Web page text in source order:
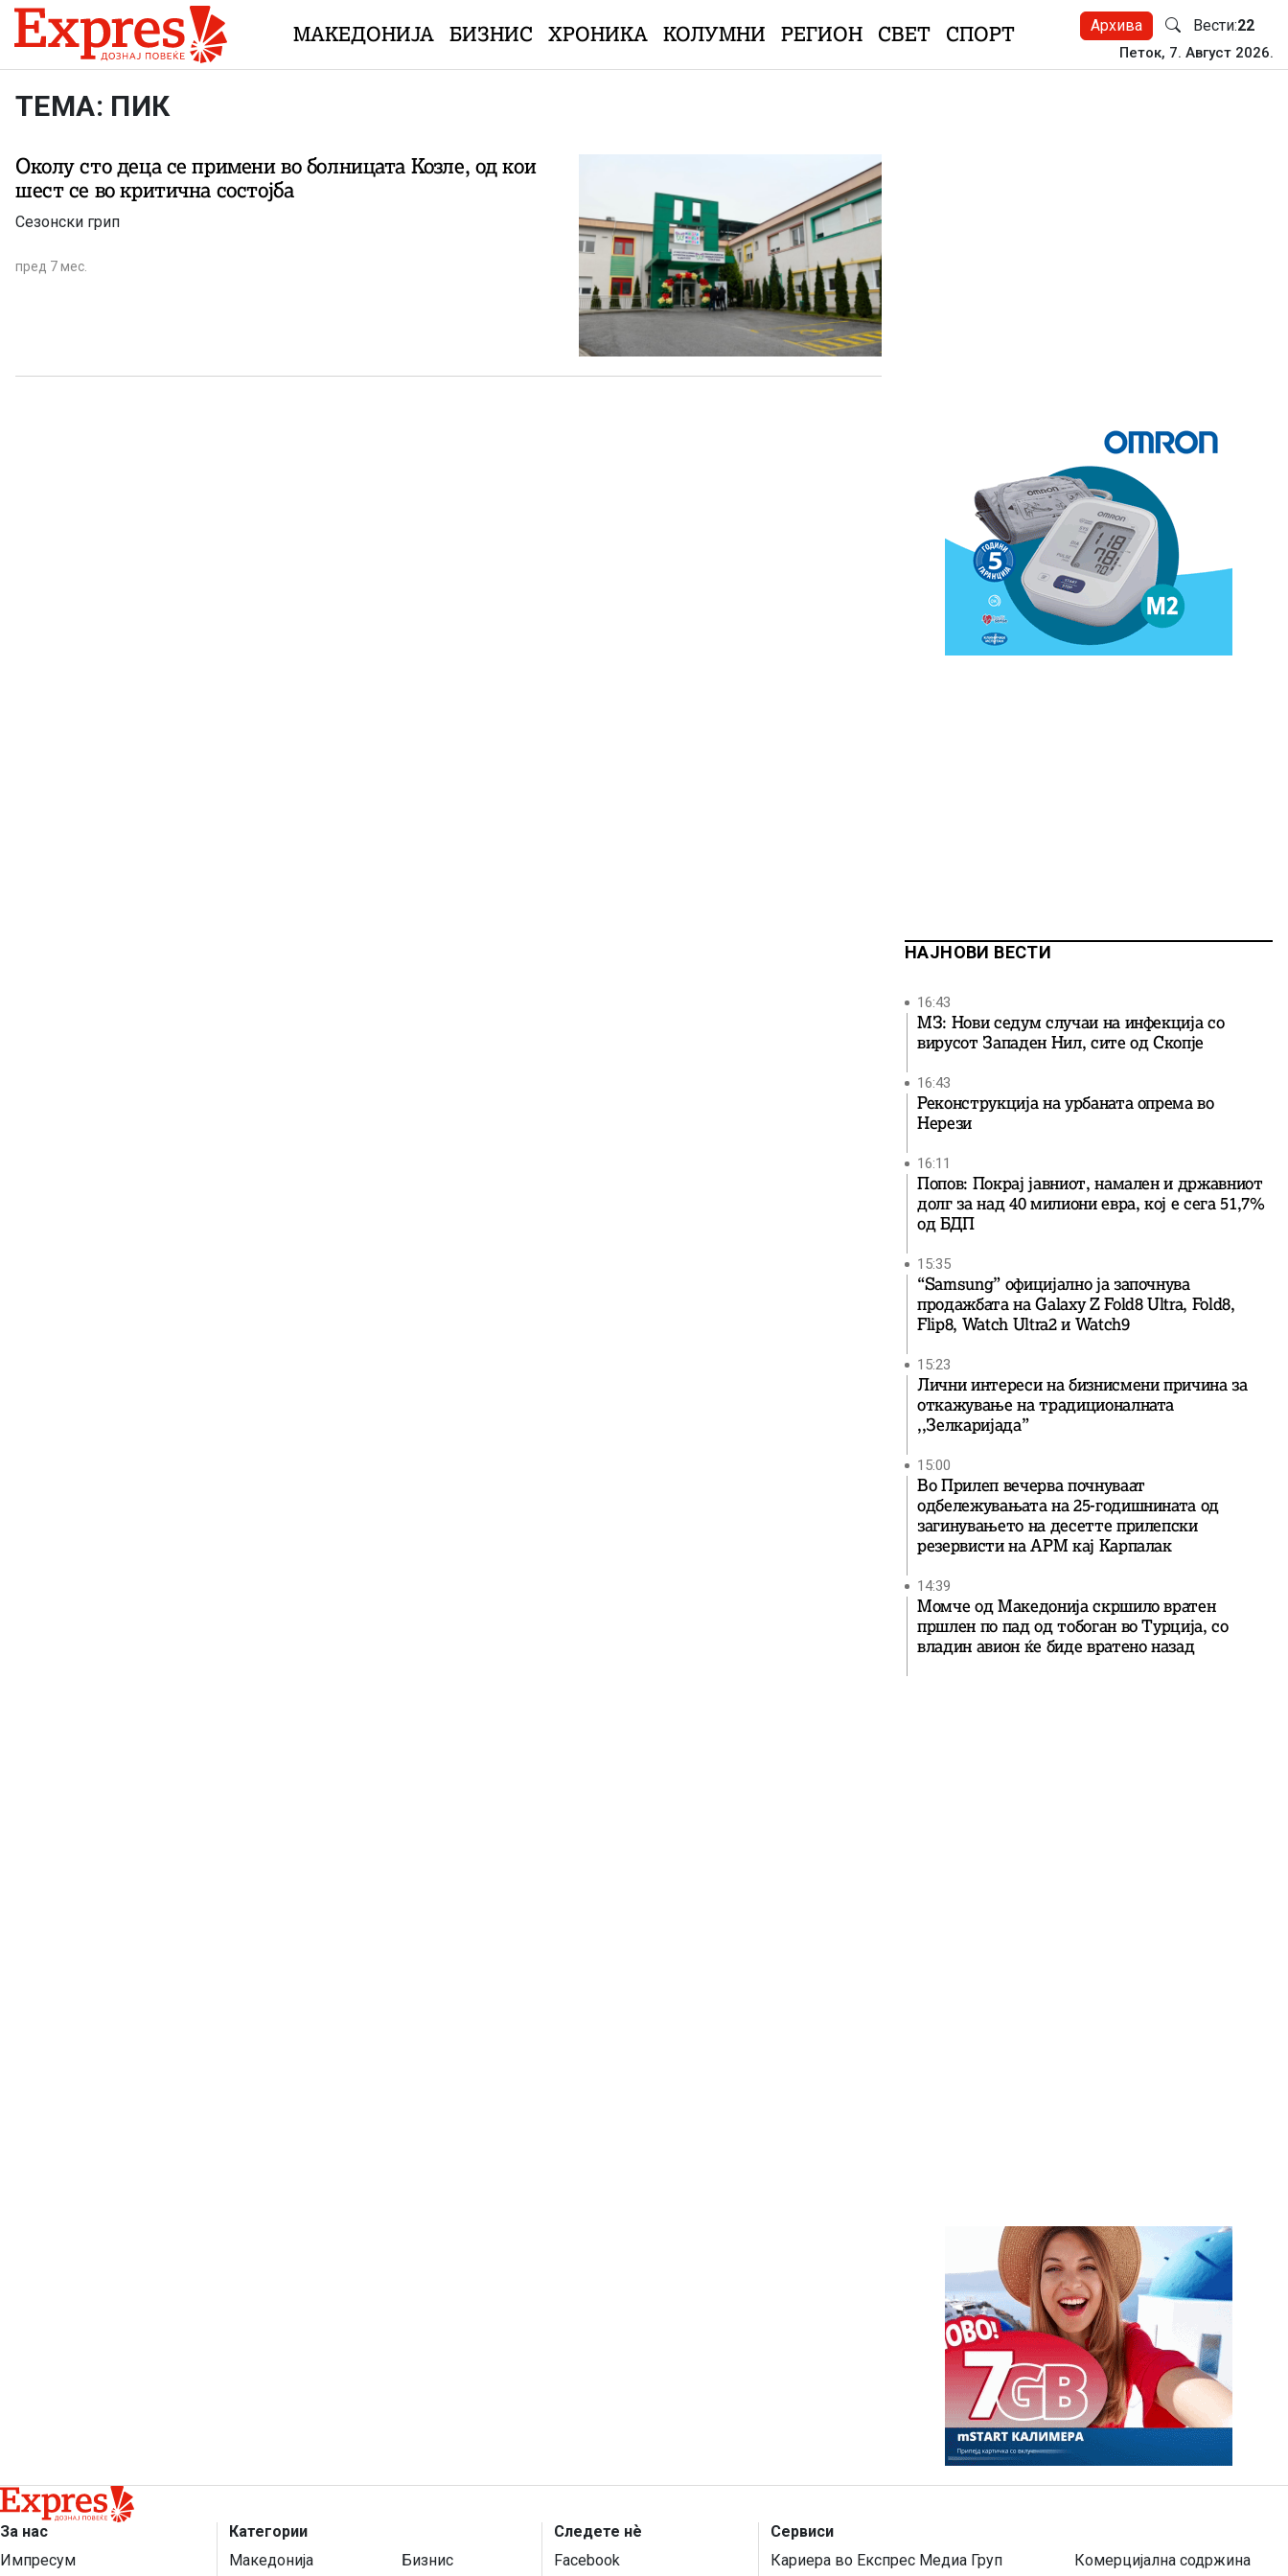
Skip to content
МАКЕДОНИЈА БИЗНИС ХРОНИКА КОЛУМНИ РЕГИОН СВЕТ СПОРТ Архива Вести:22
Петок, 7. Август 2026.
ТЕМА: ПИК
Околу сто деца се примени во болницата Козле, од кои
шест се во критична состојба
Сезонски грип
пред 7 мес.
НАЈНОВИ ВЕСТИ
16:43
МЗ: Нови седум случаи на инфекција со
вирусот Западен Нил, сите од Скопје
16:43
Реконструкција на урбаната опрема во
Нерези
16:11
Попов: Покрај јавниот, намален и државниот
долг за над 40 милиони евра, кој e сега 51,7%
од БДП
15:35
“Samsung” официјално ја започнува
продажбата на Galaxy Z Fold8 Ultra, Fold8,
Flip8, Watch Ultra2 и Watch9
15:23
Лични интереси на бизнисмени причина за
откажување на традиционалната
,,Зелкаријада”
15:00
Во Прилеп вечерва почнуваат
одбележувањата на 25-годишнината од
загинувањето на десетте прилепски
резервисти на АРМ кај Карпалак
14:39
Момче од Македонија скршило вратен
пршлен по пад од тобоган во Турција, со
владин авион ќе биде вратенo назад
За нас
Импресум
Категории
Македонија
Бизнис
Следете нѐ
Facebook
Сервиси
Кариера во Експрес Медиа Груп
Комерцијална содржина